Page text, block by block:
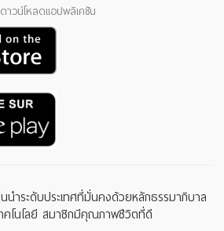
ดาวน์โหลดแอปพลิเคชัน
ำระดับประเทศที่มั่นคงด้วยหลักธรรมาภิบาล
คโนโลยี สมาชิกมีคุณภาพชีวิตที่ดี